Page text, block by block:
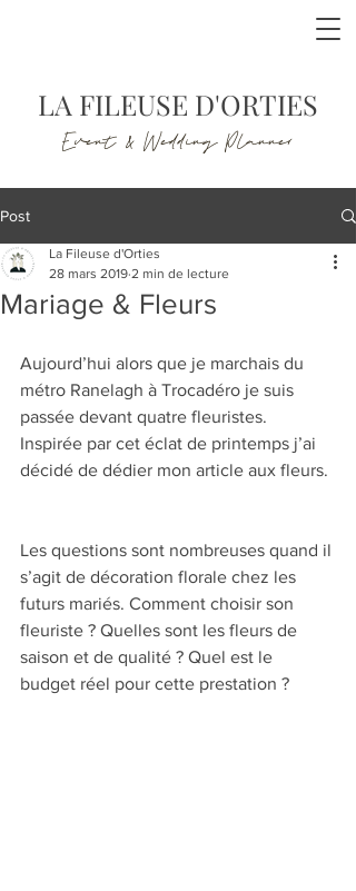
LA FILEUSE D'ORTIES
Event & Wedding Planner
Post
Mariage & Fleurs
La Fileuse d'Orties
28 mars 2019 2 min de lecture
Aujourd’hui alors que je marchais du
métro Ranelagh à Trocadéro je suis
passée devant quatre fleuristes.
Inspirée par cet éclat de printemps j’ai
décidé de dédier mon article aux fleurs.
Les questions sont nombreuses quand il
s’agit de décoration florale chez les
futurs mariés. Comment choisir son
fleuriste ? Quelles sont les fleurs de
saison et de qualité ? Quel est le
budget réel pour cette prestation ?